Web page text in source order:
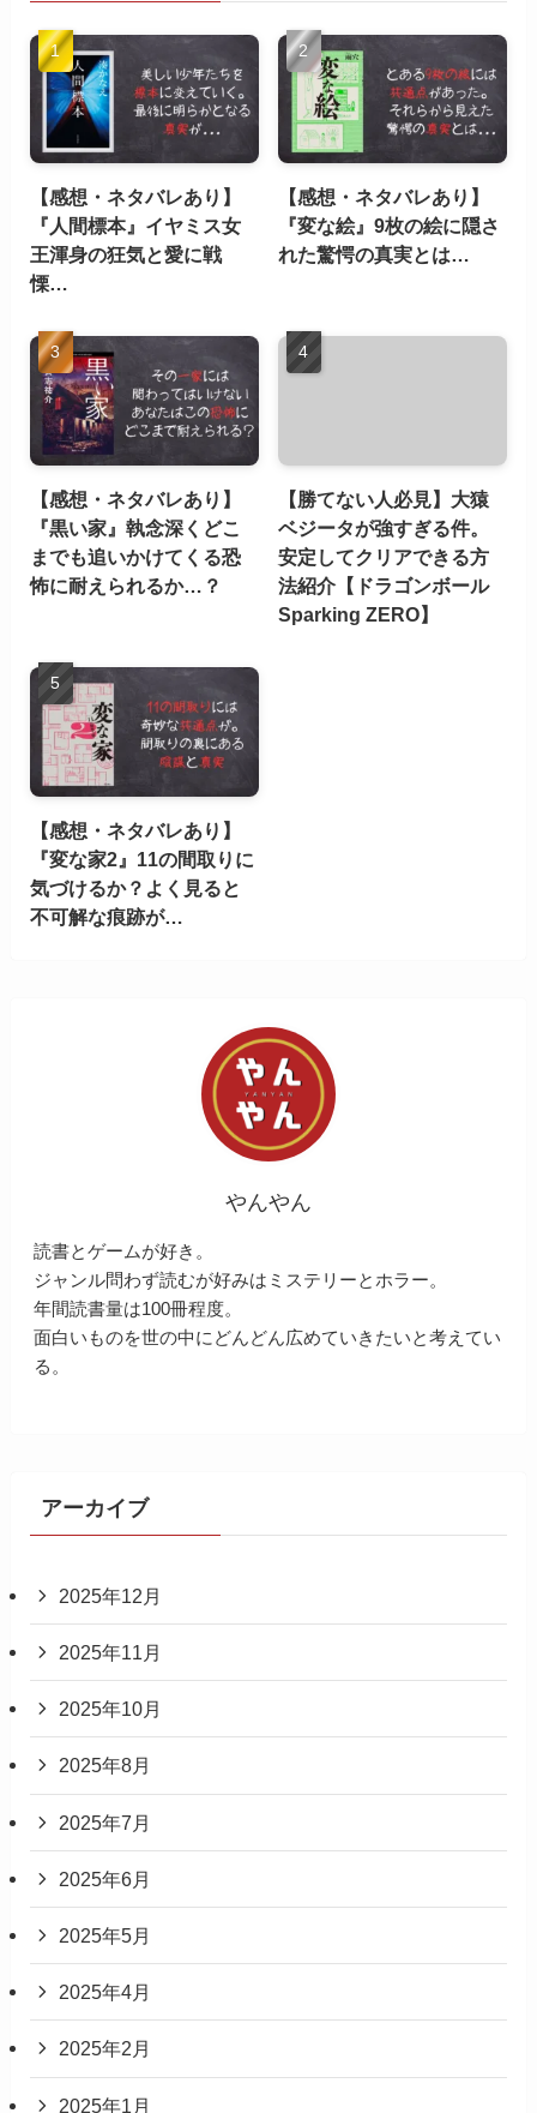
【感想・ネタバレあり】
『人間標本』イヤミス女
王渾身の狂気と愛に戦
慄…
【感想・ネタバレあり】
『変な絵』9枚の絵に隠さ
れた驚愕の真実とは…
【感想・ネタバレあり】
『黒い家』執念深くどこ
までも追いかけてくる恐
怖に耐えられるか…？
【勝てない人必見】大猿
ベジータが強すぎる件。
安定してクリアできる方
法紹介【ドラゴンボール
Sparking ZERO】
【感想・ネタバレあり】
『変な家2』11の間取りに
気づけるか？よく見ると
不可解な痕跡が…
やんやん
読書とゲームが好き。
ジャンル問わず読むが好みはミステリーとホラー。
年間読書量は100冊程度。
面白いものを世の中にどんどん広めていきたいと考えてい
る。
アーカイブ
2025年12月
2025年11月
2025年10月
2025年8月
2025年7月
2025年6月
2025年5月
2025年4月
2025年2月
2025年1月